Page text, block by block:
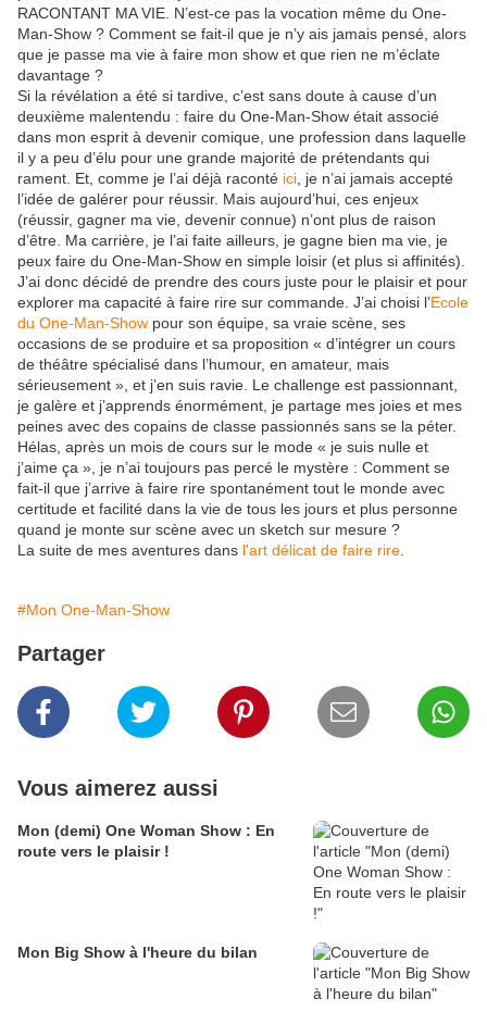
RACONTANT MA VIE. N’est-ce pas la vocation même du One-
Man-Show ? Comment se fait-il que je n’y ais jamais pensé, alors
que je passe ma vie à faire mon show et que rien ne m’éclate
davantage ?
Si la révélation a été si tardive, c’est sans doute à cause d’un
deuxième malentendu : faire du One-Man-Show était associé
dans mon esprit à devenir comique, une profession dans laquelle
il y a peu d’élu pour une grande majorité de prétendants qui
rament. Et, comme je l’ai déjà raconté ici , je n’ai jamais accepté
l’idée de galérer pour réussir. Mais aujourd’hui, ces enjeux
(réussir, gagner ma vie, devenir connue) n’ont plus de raison
d’être. Ma carrière, je l’ai faite ailleurs, je gagne bien ma vie, je
peux faire du One-Man-Show en simple loisir (et plus si affinités).
J’ai donc décidé de prendre des cours juste pour le plaisir et pour
explorer ma capacité à faire rire sur commande. J’ai choisi l’Ecole
du One-Man-Show pour son équipe, sa vraie scène, ses
occasions de se produire et sa proposition « d’intégrer un cours
de théâtre spécialisé dans l’humour, en amateur, mais
sérieusement », et j’en suis ravie. Le challenge est passionnant,
je galère et j’apprends énormément, je partage mes joies et mes
peines avec des copains de classe passionnés sans se la péter.
Hélas, après un mois de cours sur le mode « je suis nulle et
j’aime ça », je n’ai toujours pas percé le mystère : Comment se
fait-il que j’arrive à faire rire spontanément tout le monde avec
certitude et facilité dans la vie de tous les jours et plus personne
quand je monte sur scène avec un sketch sur mesure ?
La suite de mes aventures dans l'art délicat de faire rire
#Mon One-Man-Show
Partager
Vous aimerez aussi
Mon (demi) One Woman Show : En
route vers le plaisir !
Mon Big Show à l'heure du bilan